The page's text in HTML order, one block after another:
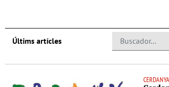
Últims artícles
CERDANYA